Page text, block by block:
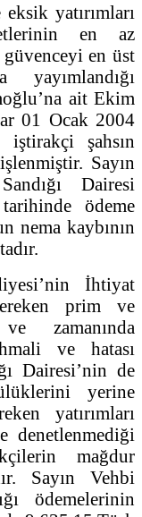
yatırımları
en az
en üst
yayımlandığı
ait Ekim
01 Ocak 2004
şahsın
Sayın
Dairesi
ödeme
nema kaybının
İhtiyat
prim ve
zamanında
ve hatası
Dairesi’nin de
yerine
yatırımları
denetlenmediği
mağdur
Sayın Vehbi
ödemelerinin